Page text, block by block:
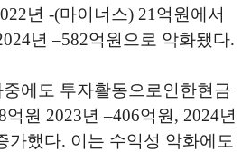
년 -(마이너스) 21억원에서
년 –582억원으로 악화됐다.
에도 투자활동으로인한현금
억원 2023년 –406억원, 2024년
가했다. 이는 수익성 악화에도